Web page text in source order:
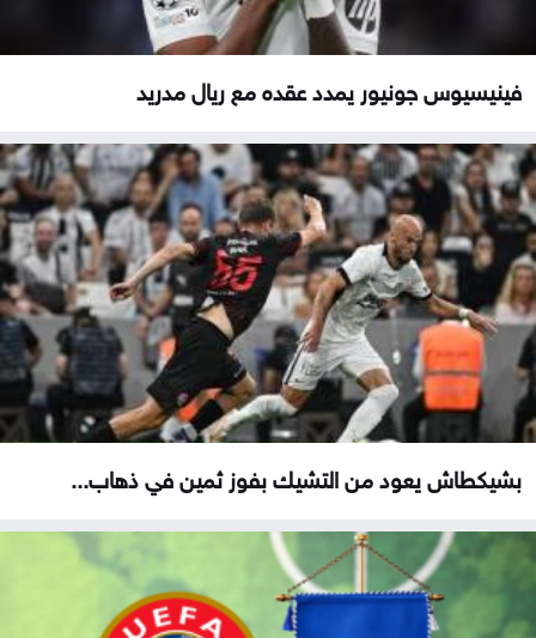
فينيسيوس جونيور يمدد عقده مع ريال مدريد
بشيكطاش يعود من التشيك بفوز ثمين في ذهاب...